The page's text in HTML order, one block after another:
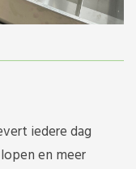
iedere dag
en meer